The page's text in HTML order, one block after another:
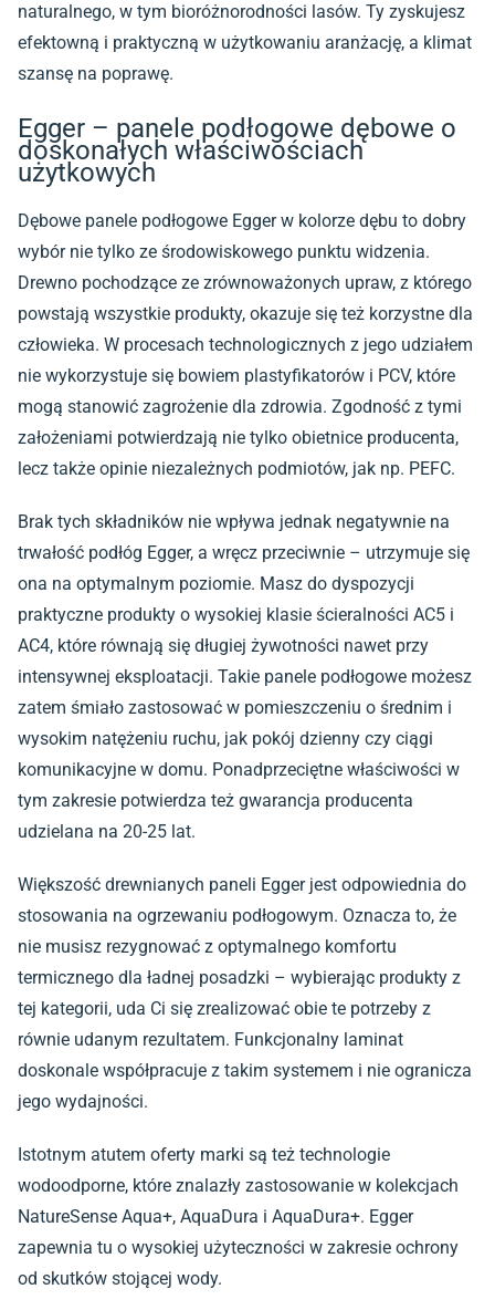
naturalnego, w tym bioróżnorodności lasów. Ty zyskujesz
efektowną i praktyczną w użytkowaniu aranżację, a klimat
szansę na poprawę.
Egger – panele podłogowe dębowe o
doskonałych właściwościach
użytkowych
Dębowe panele podłogowe Eggerw kolorze dębu to dobry
wybór nie tylko ze środowiskowego punktu widzenia.
Drewno pochodzące ze zrównoważonych upraw, z którego
powstają wszystkie produkty, okazuje się też korzystne dla
człowieka. W procesach technologicznych z jego udziałem
nie wykorzystuje się bowiem plastyfikatorów i PCV, które
mogą stanowić zagrożenie dla zdrowia. Zgodność z tymi
założeniami potwierdzają nie tylko obietnice producenta,
lecz także opinie niezależnych podmiotów, jak np. PEFC.
Brak tych składników nie wpływa jednak negatywnie na
trwałość podłóg Egger, a wręcz przeciwnie – utrzymuje się
ona na optymalnym poziomie. Masz do dyspozycji
praktyczne produkty o wysokiej klasie ścieralności AC5 i
AC4, które równają się długiej żywotności nawet przy
intensywnej eksploatacji. Takie panele podłogowe możesz
zatem śmiało zastosować w pomieszczeniu o średnim i
wysokim natężeniu ruchu, jak pokój dzienny czy ciągi
komunikacyjne w domu. Ponadprzeciętne właściwości w
tym zakresie potwierdza też gwarancja producenta
udzielana na 20-25 lat.
Większość drewnianych paneli Egger jest odpowiednia do
stosowania na ogrzewaniu podłogowym. Oznacza to, że
nie musisz rezygnować z optymalnego komfortu
termicznego dla ładnej posadzki – wybierając produkty z
tej kategorii, uda Ci się zrealizować obie te potrzeby z
równie udanym rezultatem. Funkcjonalny laminat
doskonale współpracuje z takim systemem i nie ogranicza
jego wydajności.
Istotnym atutem oferty marki są też technologie
wodoodporne, które znalazły zastosowanie w kolekcjach
NatureSense Aqua+, AquaDura i AquaDura+. Egger
zapewnia tu o wysokiej użyteczności w zakresie ochrony
od skutków stojącej wody.